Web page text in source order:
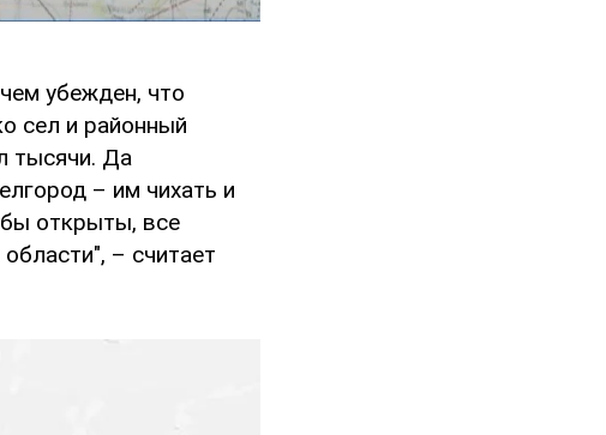
убежден, что
сел и районный
тысячи. Да
– им чихать и
открыты, все
– считает